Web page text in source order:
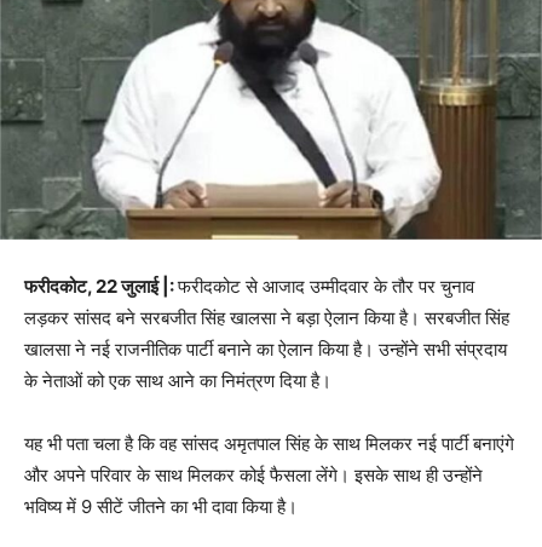
फरीदकोट, 22 जुलाई |:फरीदकोट से आजाद उम्मीदवार के तौर पर चुनाव
लड़कर सांसद बने सरबजीत सिंह खालसा ने बड़ा ऐलान किया है। सरबजीत सिंह
खालसा ने नई राजनीतिक पार्टी बनाने का ऐलान किया है। उन्होंने सभी संप्रदाय
के नेताओं को एक साथ आने का निमंत्रण दिया है।
यह भी पता चला है कि वह सांसद अमृतपाल सिंह के साथ मिलकर नई पार्टी बनाएंगे
और अपने परिवार के साथ मिलकर कोई फैसला लेंगे। इसके साथ ही उन्होंने
भविष्य में 9 सीटें जीतने का भी दावा किया है।